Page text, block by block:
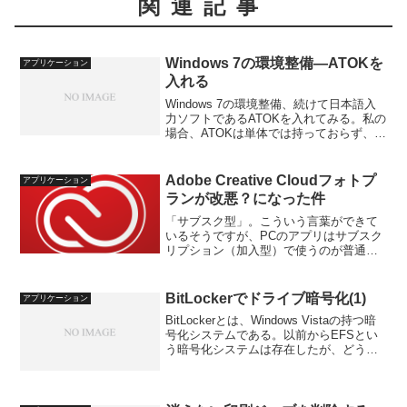
関連記事
アプリケーション
Windows 7の環境整備―ATOKを
入れる
Windows 7の環境整備、続けて日本語入
力ソフトであるATOKを入れてみる。私の
場合、ATOKは単体では持っておらず、
して、JUST Suite 2009...
アプリケーション
Adobe Creative Cloudフォトプ
ランが改悪？になった件
「サブスク型」。こういう言葉ができて
いるそうですが、PCのアプリはサブスク
リプション（加入型）で使うのが普通に
ている一人ですが、このたびAdobeの
アプリケーション BitLockerでドライブ暗号化(1)
BitLockerとは、Windows Vistaの持つ暗
号化システムである。以前からEFSとい
う暗号化システムは存在したが、どうも